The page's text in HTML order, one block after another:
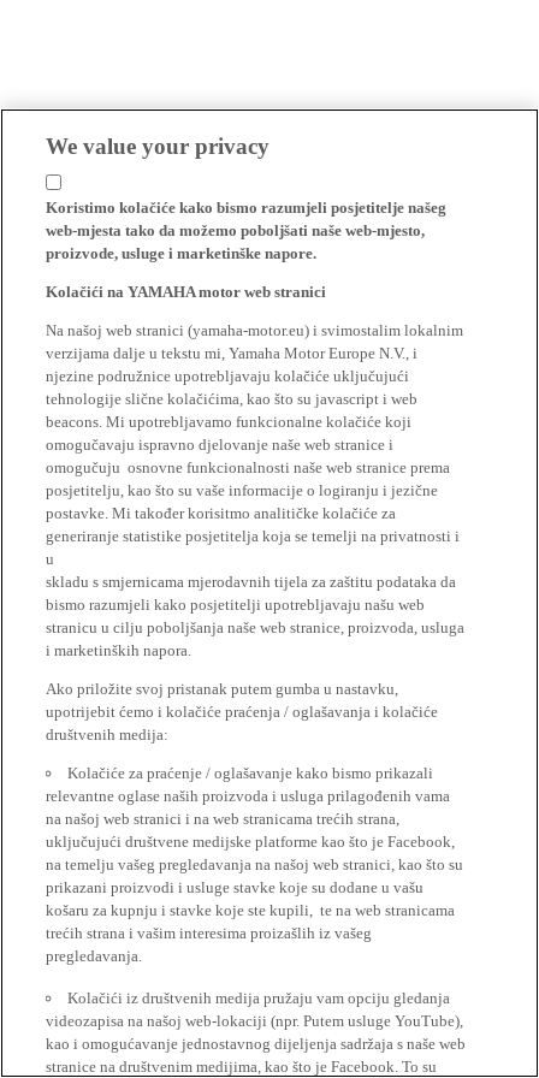
We value your privacy
Koristimo kolačiće kako bismo razumjeli posjetitelje našeg
web-mjesta tako da možemo poboljšati naše web-mjesto,
proizvode, usluge i marketinške napore.
Kolačići na YAMAHA motor web stranici
Na našoj web stranici (yamaha-motor.eu) i svimostalim lokalnim
verzijama dalje u tekstu mi, Yamaha Motor Europe N.V., i
njezine podružnice upotrebljavaju kolačiće uključujući
tehnologije slične kolačićima, kao što su javascript i web
beacons. Mi upotrebljavamo funkcionalne kolačiće koji
omogučavaju ispravno djelovanje naše web stranice i
omogučuju osnovne funkcionalnosti naše web stranice prema
posjetitelju, kao što su vaše informacije o logiranju i jezične
postavke. Mi također korisitmo analitičke kolačiće za
generiranje statistike posjetitelja koja se temelji na privatnosti i
u
skladu s smjernicama mjerodavnih tijela za zaštitu podataka da
bismo razumjeli kako posjetitelji upotrebljavaju našu web
stranicu u cilju poboljšanja naše web stranice, proizvoda, usluga
i marketinških napora.
Ako priložite svoj pristanak putem gumba u nastavku,
upotrijebit ćemo i kolačiće praćenja / oglašavanja i kolačiće
društvenih medija:
Kolačiće za praćenje / oglašavanje kako bismo prikazali
relevantne oglase naših proizvoda i usluga prilagođenih vama
na našoj web stranici i na web stranicama trećih strana,
uključujući društvene medijske platforme kao što je Facebook,
na temelju vašeg pregledavanja na našoj web stranici, kao što su
prikazani proizvodi i usluge stavke koje su dodane u vašu
košaru za kupnju i stavke koje ste kupili, te na web stranicama
trećih strana i vašim interesima proizašlih iz vašeg
pregledavanja.
Kolačići iz društvenih medija pružaju vam opciju gledanja
videozapisa na našoj web-lokaciji (npr. Putem usluge YouTube),
kao i omogućavanje jednostavnog dijeljenja sadržaja s naše web
stranice na društvenim medijima, kao što je Facebook. To su